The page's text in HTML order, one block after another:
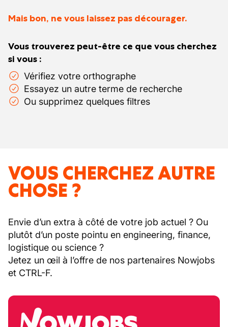
Mais bon, ne vous laissez pas décourager.
Vous trouverez peut-être ce que vous cherchez
si vous :
Vérifiez votre orthographe
Essayez un autre terme de recherche
Ou supprimez quelques filtres
VOUS CHERCHEZ AUTRE
CHOSE ?
Envie d’un extra à côté de votre job actuel ? Ou
plutôt d’un poste pointu en engineering, finance,
logistique ou science ?
Jetez un œil à l’offre de nos partenaires Nowjobs
et CTRL-F.